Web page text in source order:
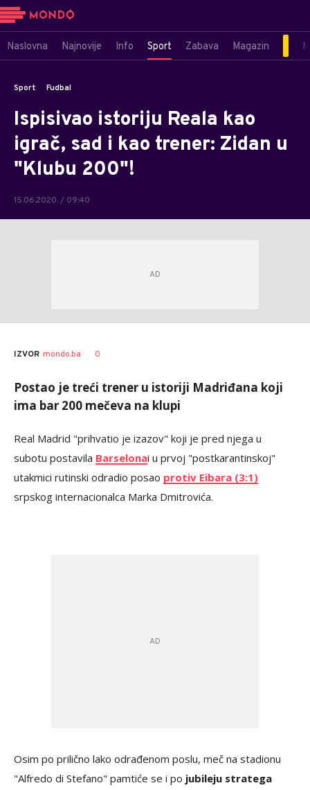
Naslovna Najnovije Info Sport Zabava Magazin
Sport Fudbal
Ispisivao istoriju Reala kao
igrač, sad i kao trener: Zidan u
"Klubu 200"!
15.06.2020. / 09:40
IZVOR mondo.ba 0
Postao je treći trener u istoriji Madriđana koji
ima bar 200 mečeva na klupi
Real Madrid "prihvatio je izazov" koji je pred njega u
subotu postavila Barselonai u prvoj "postkarantinskoj"
utakmici rutinski odradio posao protiv Eibara (3:1)
srpskog internacionalca Marka Dmitrovića.
Osim po prilično lako odrađenom poslu, meč na stadionu
"Alfredo di Stefano" pamtiće se i po jubileju stratega